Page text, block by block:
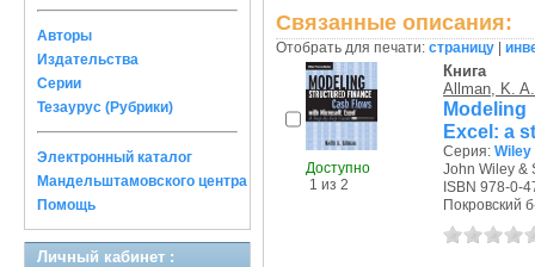
Авторы
Издательства
Серии
Тезаурус (Рубрики)
Электронный каталог
Мандельштамовского центра
Помощь
Личный кабинет :
Связанные описания:
Отобрать для печати: страницу
Доступно
1 из 2
Книга
Allman, K. A.
Excel: a
Серия:
John Wiley &
ISBN 978-0-
Покровский